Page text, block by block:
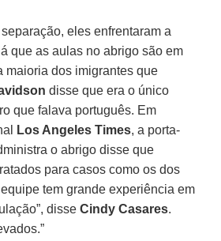
eles enfrentaram a
que as aulas no abrigo são em
maioria dos imigrantes que
disse que era o único
que falava português. Em
Los Angeles Times, a porta-
o abrigo disse que
para casos como os dos
tem grande experiência em
disseCindy Casares.